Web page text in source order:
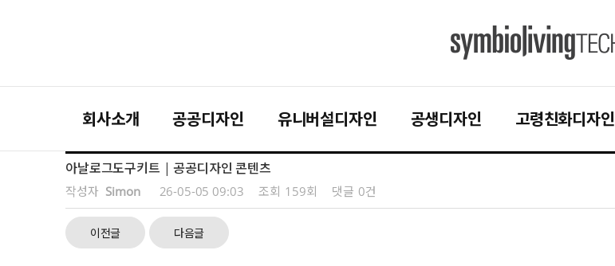
회사소개 공공디자인 유니버설디자인 공생디자인 고령친화디자인
아날로그도구키트 | 공공디자인 콘텐츠
작성자 Simon 26-05-05 09:03 조회 159회 댓글 0건
이전글 다음글